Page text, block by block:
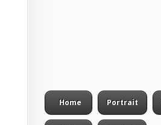
Home Portrait